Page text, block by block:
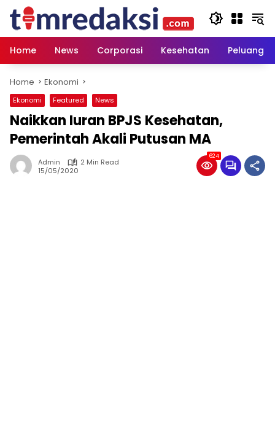
content
Home
News Corporasi Kesehatan Peluang
Home Ekonomi
Ekonomi Featured News
Naikkan Iuran BPJS Kesehatan,
Pemerintah Akali Putusan MA
Admin
2 Min Read
15/05/2020
624